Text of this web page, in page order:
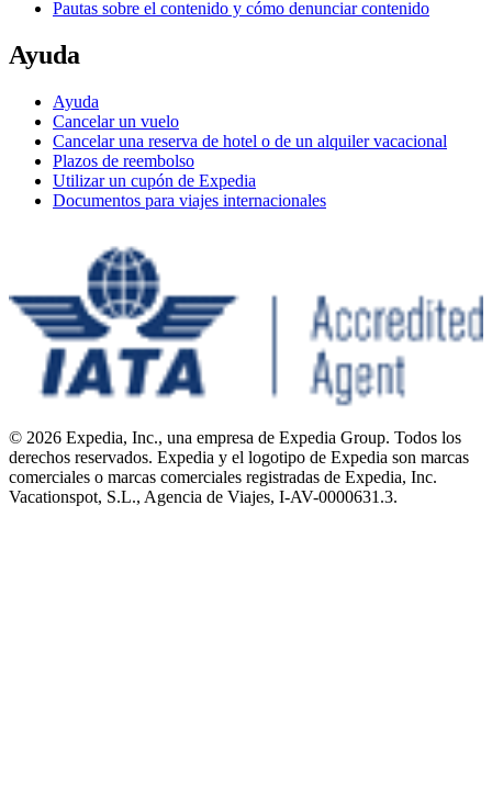
Vrbo)
Términos y condiciones de Vrbo
Accesibilidad
Privacidad
Cookies
Condiciones de uso
Ayuda
Ayuda
Cancelar un vuelo
Cancelar una reserva de hotel o de un alquiler vacacional
Plazos de reembolso
Documentos para viajes internacionales